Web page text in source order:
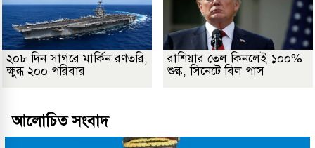
২০৮ দিন সাগরে মার্কিন রণতরি,
ক্ষুব্ধ ২০০ পরিবার
রাশিয়ার তেল কিনলেই ১০০%
শুল্ক, সিনেটে বিল পাস
আলোচিত সংবাদ